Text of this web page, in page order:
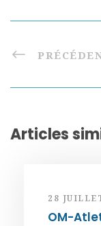
Articles
28
OM-